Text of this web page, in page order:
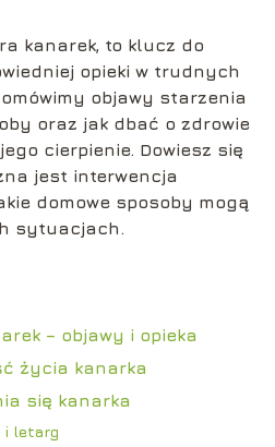
kanarek, to klucz do
opieki w trudnych
objawy starzenia
oraz jak dbać o zdrowie
cierpienie. Dowiesz się
jest interwencja
domowe sposoby mogą
sytuacjach.
– objawy i opieka
życia kanarka
się kanarka
letarg